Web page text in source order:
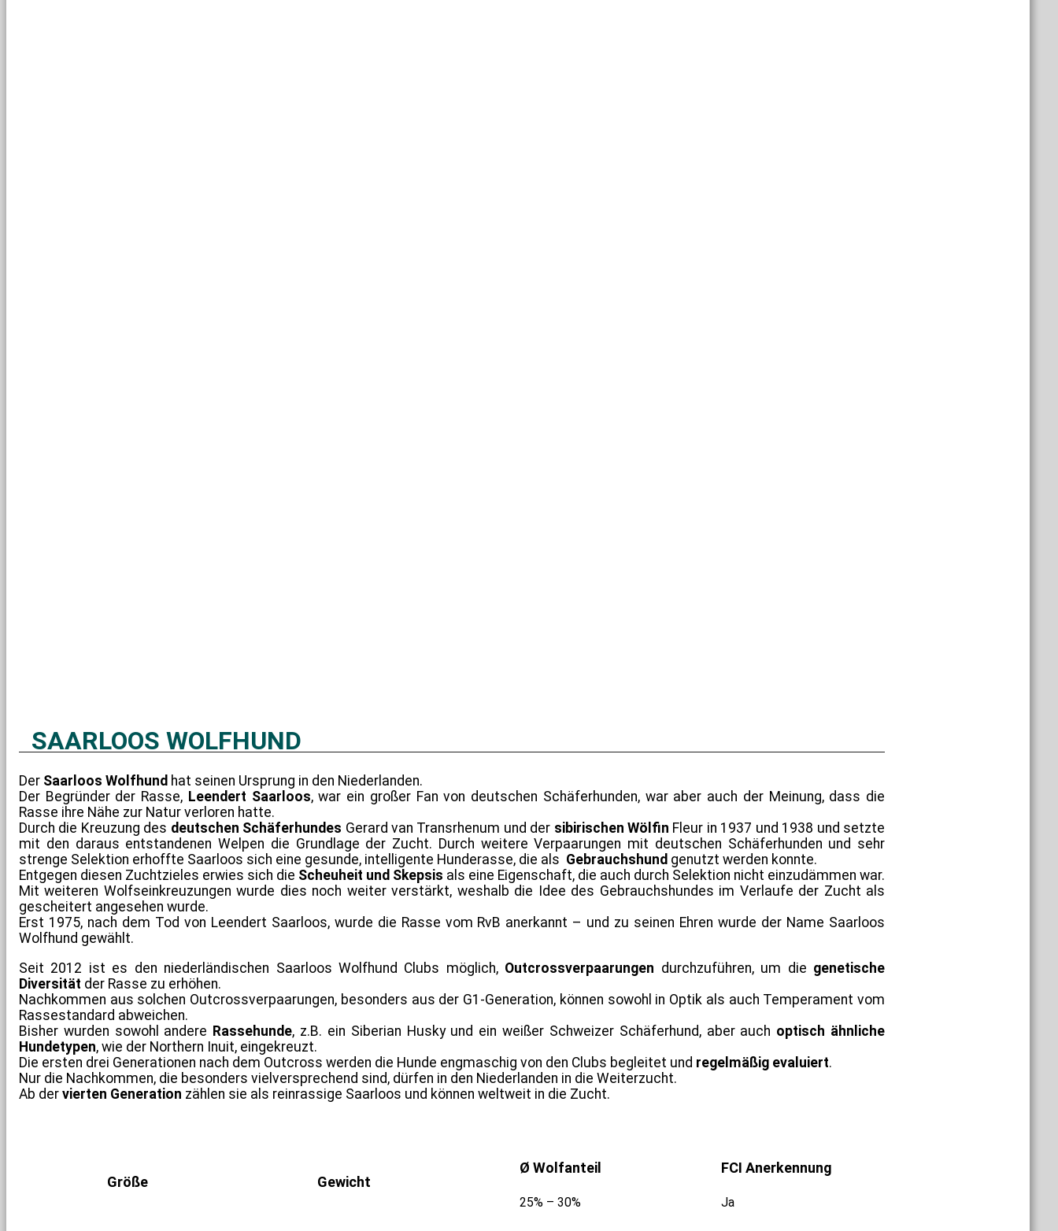
SAARLOOS WOLFHUND
Der Saarloos Wolfhund hat seinen Ursprung in den Niederlanden.
Der Begründer der Rasse, Leendert Saarloos, war ein großer Fan von deutschen Schäferhunden, war aber auch der Meinung, dass die
Rasse ihre Nähe zur Natur verloren hatte.
Durch die Kreuzung des deutschen Schäferhundes Gerard van Transrhenum und der sibirischen Wölfin Fleur in 1937 und 1938 und setzte
mit den daraus entstandenen Welpen die Grundlage der Zucht. Durch weitere Verpaarungen mit deutschen Schäferhunden und sehr
strenge Selektion erhoffte Saarloos sich eine gesunde, intelligente Hunderasse, die als Gebrauchshund genutzt werden konnte.
Entgegen diesen Zuchtzieles erwies sich die Scheuheit und Skepsis als eine Eigenschaft, die auch durch Selektion nicht einzudämmen war.
Mit weiteren Wolfseinkreuzungen wurde dies noch weiter verstärkt, weshalb die Idee des Gebrauchshundes im Verlaufe der Zucht als
gescheitert angesehen wurde.
Erst 1975, nach dem Tod von Leendert Saarloos, wurde die Rasse vom RvB anerkannt – und zu seinen Ehren wurde der Name Saarloos
Wolfhund gewählt.
Seit 2012 ist es den niederländischen Saarloos Wolfhund Clubs möglich, Outcrossverpaarungen durchzuführen, um die genetische
Diversität der Rasse zu erhöhen.
Nachkommen aus solchen Outcrossverpaarungen, besonders aus der G1-Generation, können sowohl in Optik als auch Temperament vom
Rassestandard abweichen.
Bisher wurden sowohl andere Rassehunde, z.B. ein Siberian Husky und ein weißer Schweizer Schäferhund, aber auch optisch ähnliche
Hundetypen, wie der Northern Inuit, eingekreuzt.
Die ersten drei Generationen nach dem Outcross werden die Hunde engmaschig von den Clubs begleitet und regelmäßig evaluiert.
Nur die Nachkommen, die besonders vielversprechend sind, dürfen in den Niederlanden in die Weiterzucht.
Ab der vierten Generation zählen sie als reinrassige Saarloos und können weltweit in die Zucht.
Größe Gewicht
Ø Wolfanteil
25% – 30%
FCI Anerkennung
Ja